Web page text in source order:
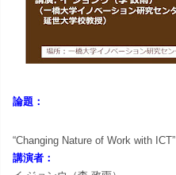
論題：
“Changing Nature of Work with ICT”
講演者：